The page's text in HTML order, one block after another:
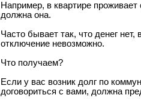
Например, в квартире
должна она.
Часто бывает так, что денег
отключение невозможно.
Что получаем?
Если у вас возник долг по
договориться с вами, должна